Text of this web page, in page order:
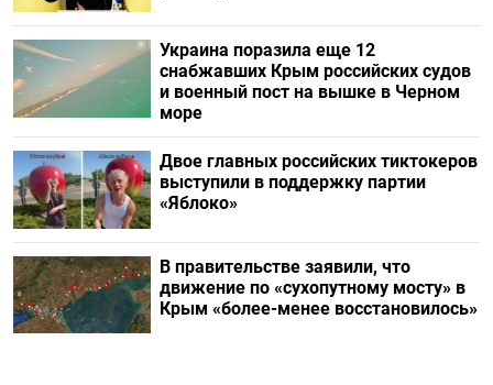
Украина поразила еще 12
снабжавших Крым российских судов
и военный пост на вышке в Черном
море
Двое главных российских тиктокеров
выступили в поддержку партии
«Яблоко»
В правительстве заявили, что
движение по «сухопутному мосту» в
Крым «более-менее восстановилось»